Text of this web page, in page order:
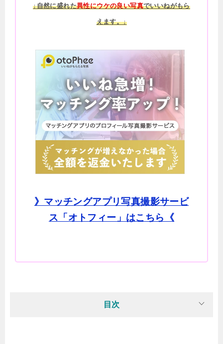
↓自然に盛れた異性にウケの良い写真でいいねがもら
えます。↓
》マッチングアプリ写真撮影サービ
ス「オトフィー」はこちら《
目次